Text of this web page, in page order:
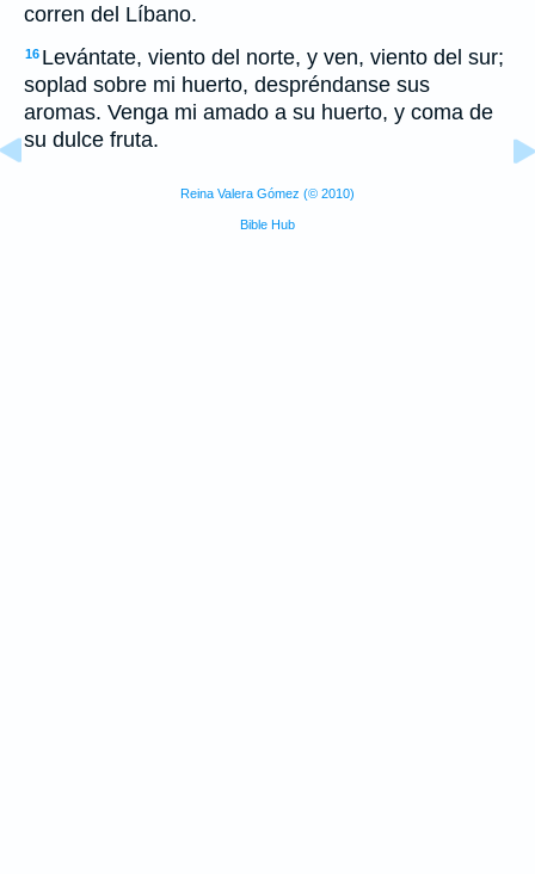
corren del Líbano.
16 Levántate, viento del norte, y ven, viento del sur;
soplad sobre mi huerto, despréndanse sus
aromas. Venga mi amado a su huerto, y coma de
su dulce fruta.
Reina Valera Gómez (© 2010)
Bible Hub